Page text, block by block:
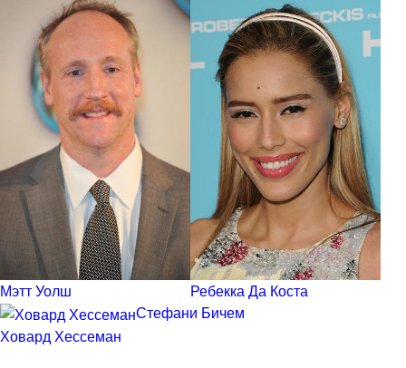
Мэтт Уолш Ребекка Да Коста
Ховард Хессеман
Стефани Бичем